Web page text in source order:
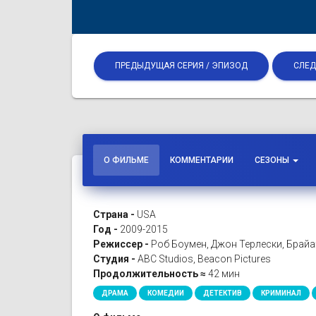
ПРЕДЫДУЩАЯ СЕРИЯ / ЭПИЗОД
О ФИЛЬМЕ КОММЕНТАРИИ СЕЗОНЫ
Страна - USA
Год - 2009-2015
Режиссер - Роб Боумен, Джон Терлески,
Студия - ABC Studios, Beacon Pictures
Продолжительность ≈ 42 мин
ДРАМА КОМЕДИИ ДЕТЕКТИВ КРИМИНАЛ